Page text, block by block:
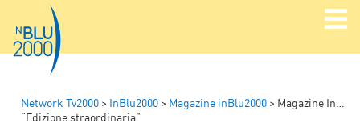
Network Tv2000 > InBlu2000 > Magazine inBlu2000 > Magazine InBlu2000
“Edizione straordinaria”